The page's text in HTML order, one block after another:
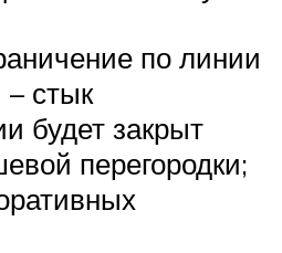
по линии
– стык
будет закрыт
перегородки;